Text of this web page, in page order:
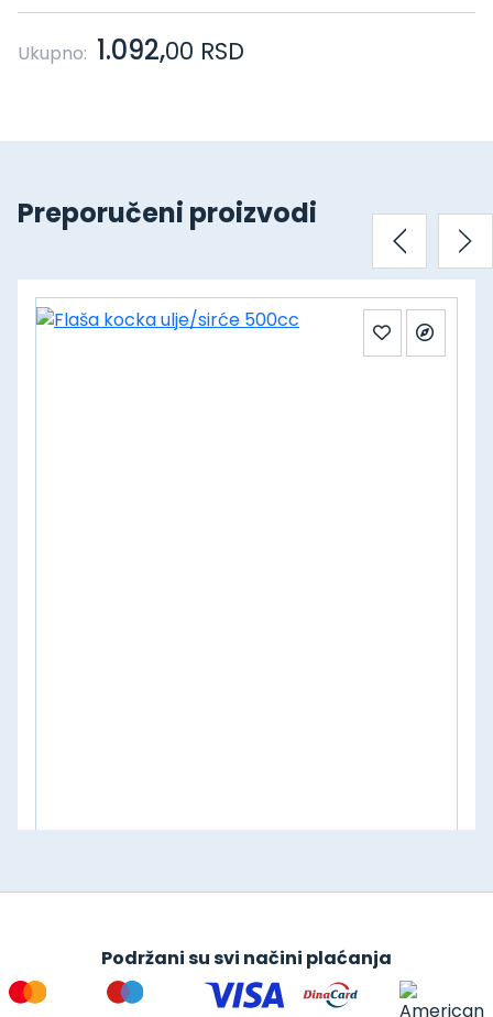
Ukupno: 1.092,00 RSD
Preporučeni proizvodi
Podržani su svi načini plaćanja